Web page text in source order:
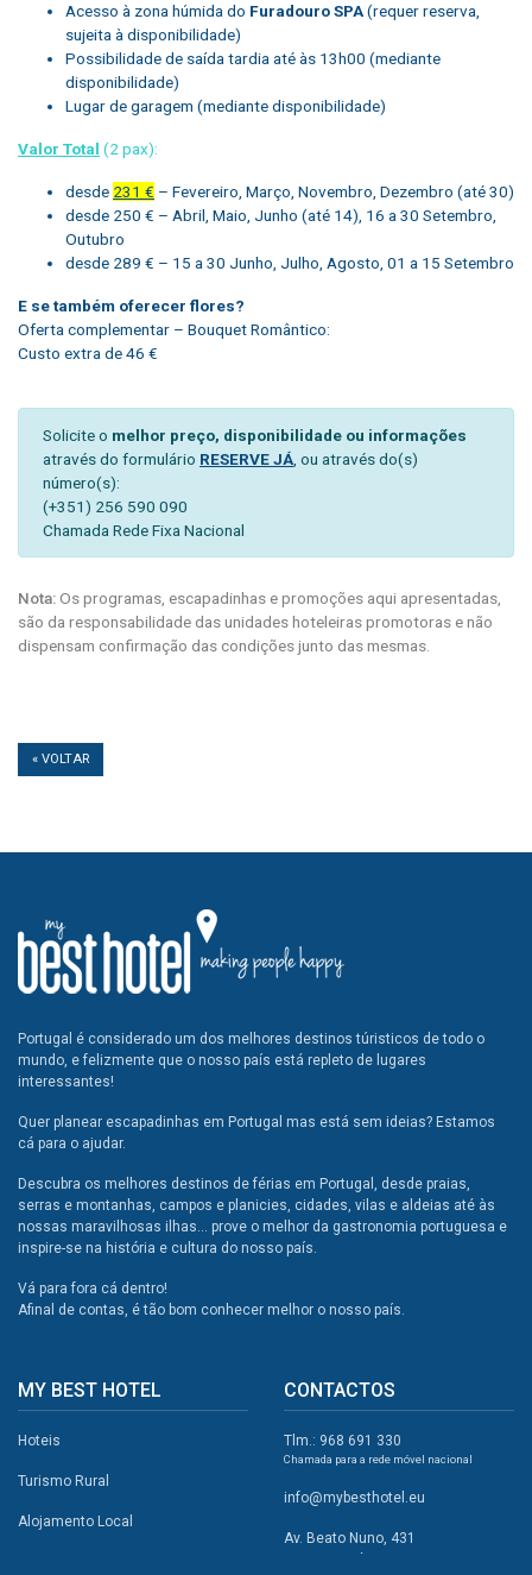
Acesso à zona húmida do Furadouro SPA(requer reserva,
sujeita à disponibilidade)
Possibilidade de saída tardia até às 13h00 (mediante
disponibilidade)
Lugar de garagem (mediante disponibilidade)
Valor Total (2 pax):
desde 231 € – Fevereiro, Março, Novembro, Dezembro (até 30)
desde 250 € – Abril, Maio, Junho (até 14), 16 a 30 Setembro,
Outubro
desde 289 € – 15 a 30 Junho, Julho, Agosto, 01 a 15 Setembro
E se também oferecer flores?
Oferta complementar – Bouquet Romântico:
Custo extra de 46 €
Solicite o melhor preço, disponibilidade ou informações
através do formulário RESERVE JÁ, ou através do(s)
número(s):
(+351) 256 590 090
Chamada Rede Fixa Nacional
Nota:Os programas, escapadinhas e promoções aqui apresentadas,
são da responsabilidade das unidades hoteleiras promotoras e não
dispensam confirmação das condições junto das mesmas.
« VOLTAR
Portugal é considerado um dos melhores destinos túristicos de todo o
mundo, e felizmente que o nosso país está repleto de lugares
interessantes!
Quer planear escapadinhas em Portugal mas está sem ideias? Estamos
cá para o ajudar.
Descubra os melhores destinos de férias em Portugal, desde praias,
serras e montanhas, campos e planicies, cidades, vilas e aldeias até às
nossas maravilhosas ilhas... prove o melhor da gastronomia portuguesa e
inspire-se na história e cultura do nosso país.
Vá para fora cá dentro!
Afinal de contas, é tão bom conhecer melhor o nosso país.
MY BEST HOTEL
Hoteis
Turismo Rural
Alojamento Local
CONTACTOS
Tlm.: 968 691 330
Chamada para a rede móvel nacional
info@mybesthotel.eu
Av. Beato Nuno, 431